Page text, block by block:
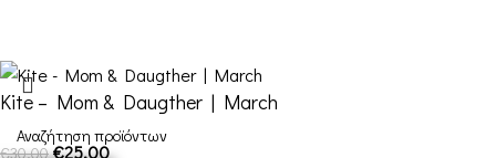
Kite – Mom & Daugther | March
€30,00 €25,00